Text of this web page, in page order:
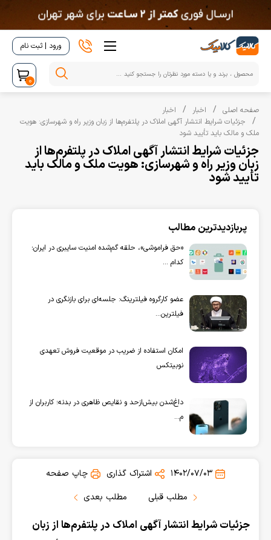
ورود | ثبت نام
0
صفحه اصلی اخبار
اخبار
جزئیات شرایط انتشار آگهی املاک در پلتفرم‌ها از زبان وزیر راه و شهرسازی: هویت
ملک و مالک باید تأیید شود
جزئیات شرایط انتشار آگهی املاک در پلتفرم‌ها از
زبان وزیر راه و شهرسازی: هویت ملک و مالک باید
تأیید شود
پربازدیدترین مطالب
«حق فراموشی»، حلقه گم‌شده امنیت سایبری در ایران؛
کدام ...
عضو کارگروه فیلترینگ: جلسه‌ای برای بازنگری در
فیلترین...
امکان استفاده از ضریب در موقعیت فروش تعهدی
نوبیتکس
داغ‌شدن بیش‌از‌حد و نقایص ظاهری در بدنه؛ کاربران از
م...
اشتراک گذاری
چاپ صفحه
مطلب قبلی
مطلب بعدی
جزئیات شرایط انتشار آگهی املاک در پلتفرم‌ها از زبان